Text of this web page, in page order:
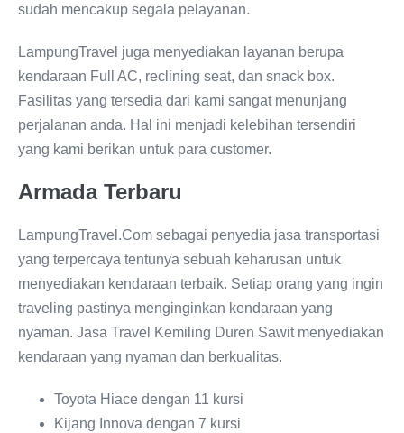
sudah mencakup segala pelayanan.
LampungTravel juga menyediakan layanan berupa
kendaraan Full AC, reclining seat, dan snack box.
Fasilitas yang tersedia dari kami sangat menunjang
perjalanan anda. Hal ini menjadi kelebihan tersendiri
yang kami berikan untuk para customer.
Armada Terbaru
LampungTravel.Com sebagai penyedia jasa transportasi
yang terpercaya tentunya sebuah keharusan untuk
menyediakan kendaraan terbaik. Setiap orang yang ingin
traveling pastinya menginginkan kendaraan yang
nyaman. Jasa Travel Kemiling Duren Sawit menyediakan
kendaraan yang nyaman dan berkualitas.
Toyota Hiace dengan 11 kursi
Kijang Innova dengan 7 kursi